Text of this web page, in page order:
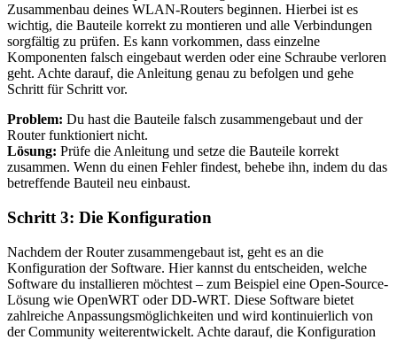
Zusammenbau deines WLAN-Routers beginnen. Hierbei ist es
wichtig, die Bauteile korrekt zu montieren und alle Verbindungen
sorgfältig zu prüfen. Es kann vorkommen, dass einzelne
Komponenten falsch eingebaut werden oder eine Schraube verloren
geht. Achte darauf, die Anleitung genau zu befolgen und gehe
Schritt für Schritt vor.
Problem: Du hast die Bauteile falsch zusammengebaut und der
Router funktioniert nicht.
Lösung: Prüfe die Anleitung und setze die Bauteile korrekt
zusammen. Wenn du einen Fehler findest, behebe ihn, indem du das
betreffende Bauteil neu einbaust.
Schritt 3: Die Konfiguration
Nachdem der Router zusammengebaut ist, geht es an die
Konfiguration der Software. Hier kannst du entscheiden, welche
Software du installieren möchtest – zum Beispiel eine Open-Source-
Lösung wie OpenWRT oder DD-WRT. Diese Software bietet
zahlreiche Anpassungsmöglichkeiten und wird kontinuierlich von
der Community weiterentwickelt. Achte darauf, die Konfiguration